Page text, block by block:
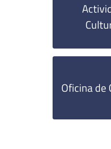
Oficina de